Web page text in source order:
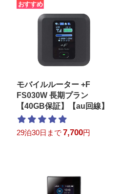
モバイルルーター +F
FS030W 長期プラン
【40GB保証】【au回線】
29泊30日まで7,700円
おすすめ